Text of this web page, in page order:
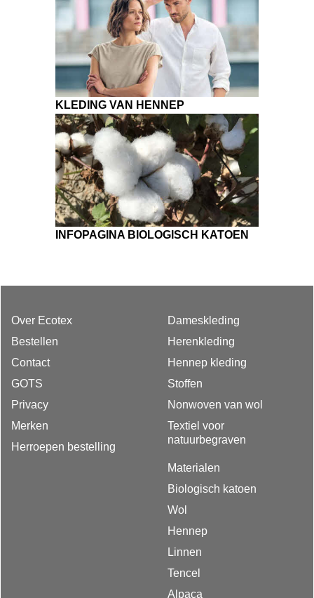
KLEDING VAN HENNEP
INFOPAGINA BIOLOGISCH KATOEN
Over Ecotex
Bestellen
Contact
GOTS
Privacy
Merken
Herroepen bestelling
Dameskleding
Herenkleding
Hennep kleding
Stoffen
Nonwoven van wol
Textiel voor
natuurbegraven
Materialen
Biologisch katoen
Wol
Hennep
Linnen
Tencel
Alpaca